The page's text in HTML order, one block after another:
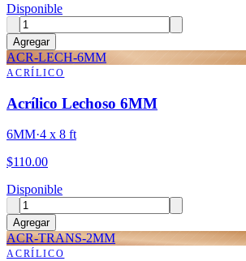
Disponible
Agregar
ACR-LECH-6MM
ACRÍLICO
Acrílico Lechoso 6MM
6MM·4 x 8 ft
$110.00
Disponible
Agregar
ACR-TRANS-2MM
ACRÍLICO